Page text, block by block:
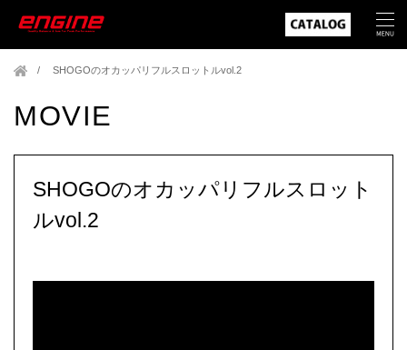
SHOGOのオカッパリフルスロットルvol.2
MOVIE
SHOGOのオカッパリフルスロット
ルvol.2